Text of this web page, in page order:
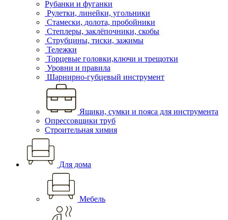
Рубанки и фуганки
Рулетки, линейки, угольники
Стамески, долота, пробойники
Степлеры, заклёпочники, скобы
Струбцины, тиски, зажимы
Тележки
Торцевые головки,ключи и трещотки
Уровни и правила
Шарнирно-губцевый инструмент
Ящики, сумки и пояса для инструмента
Опрессовщики труб
Строительная химия
Для дома
Мебель